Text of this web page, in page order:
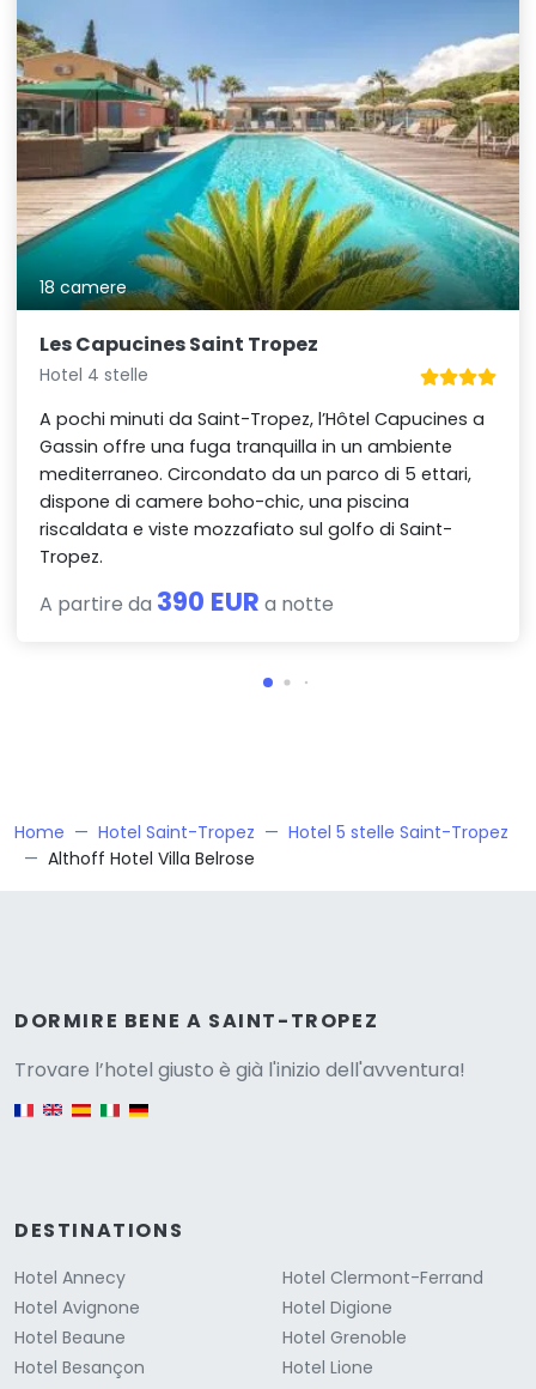
18 camere
Les Capucines Saint Tropez
Hotel 4 stelle
A pochi minuti da Saint-Tropez, l’Hôtel Capucines a
Gassin offre una fuga tranquilla in un ambiente
mediterraneo. Circondato da un parco di 5 ettari,
dispone di camere boho-chic, una piscina
riscaldata e viste mozzafiato sul golfo di Saint-
Tropez.
A partire da 390 EUR a notte
Home Hotel Saint-Tropez
Hotel 5 stelle Saint-Tropez
Althoff Hotel Villa Belrose
DORMIRE BENE A SAINT-TROPEZ
Trovare l’hotel giusto è già l'inizio dell'avventura!
English version
DESTINATIONS
Hotel Annecy
Hotel Avignone
Hotel Beaune
Hotel Besançon
Hotel Clermont-Ferrand
Hotel Digione
Hotel Grenoble
Hotel Lione